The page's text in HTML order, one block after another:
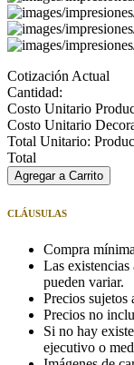
Cotización Actual
Cantidad:
Costo Unitario
Costo Unitario
Total Unitario:
Total
Agregar a Carrito
CLÁUSULAS
Compra
Las
pueden variar.
Precios sujetos
Precios no
Si no hay
ejecutivo o